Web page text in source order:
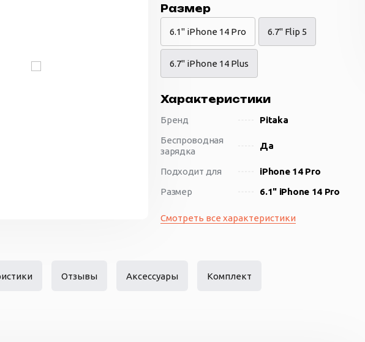
Размер
6.1" iPhone 14 Pro 6.7" Flip 5
6.7" iPhone 14 Plus
Характеристики
Бренд
Pitaka
Беспроводная
зарядка
Да
Подходит для
iPhone 14 Pro
Размер
6.1" iPhone 14 Pro
Смотреть все характеристики
Отзывы Аксессуары Комплект